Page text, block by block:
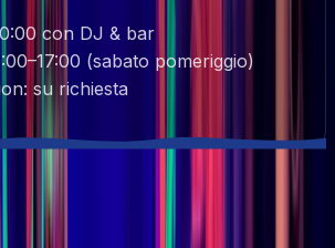
con DJ & bar
(sabato pomeriggio)
su richiesta